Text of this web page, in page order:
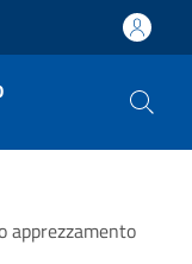
apprezzamento